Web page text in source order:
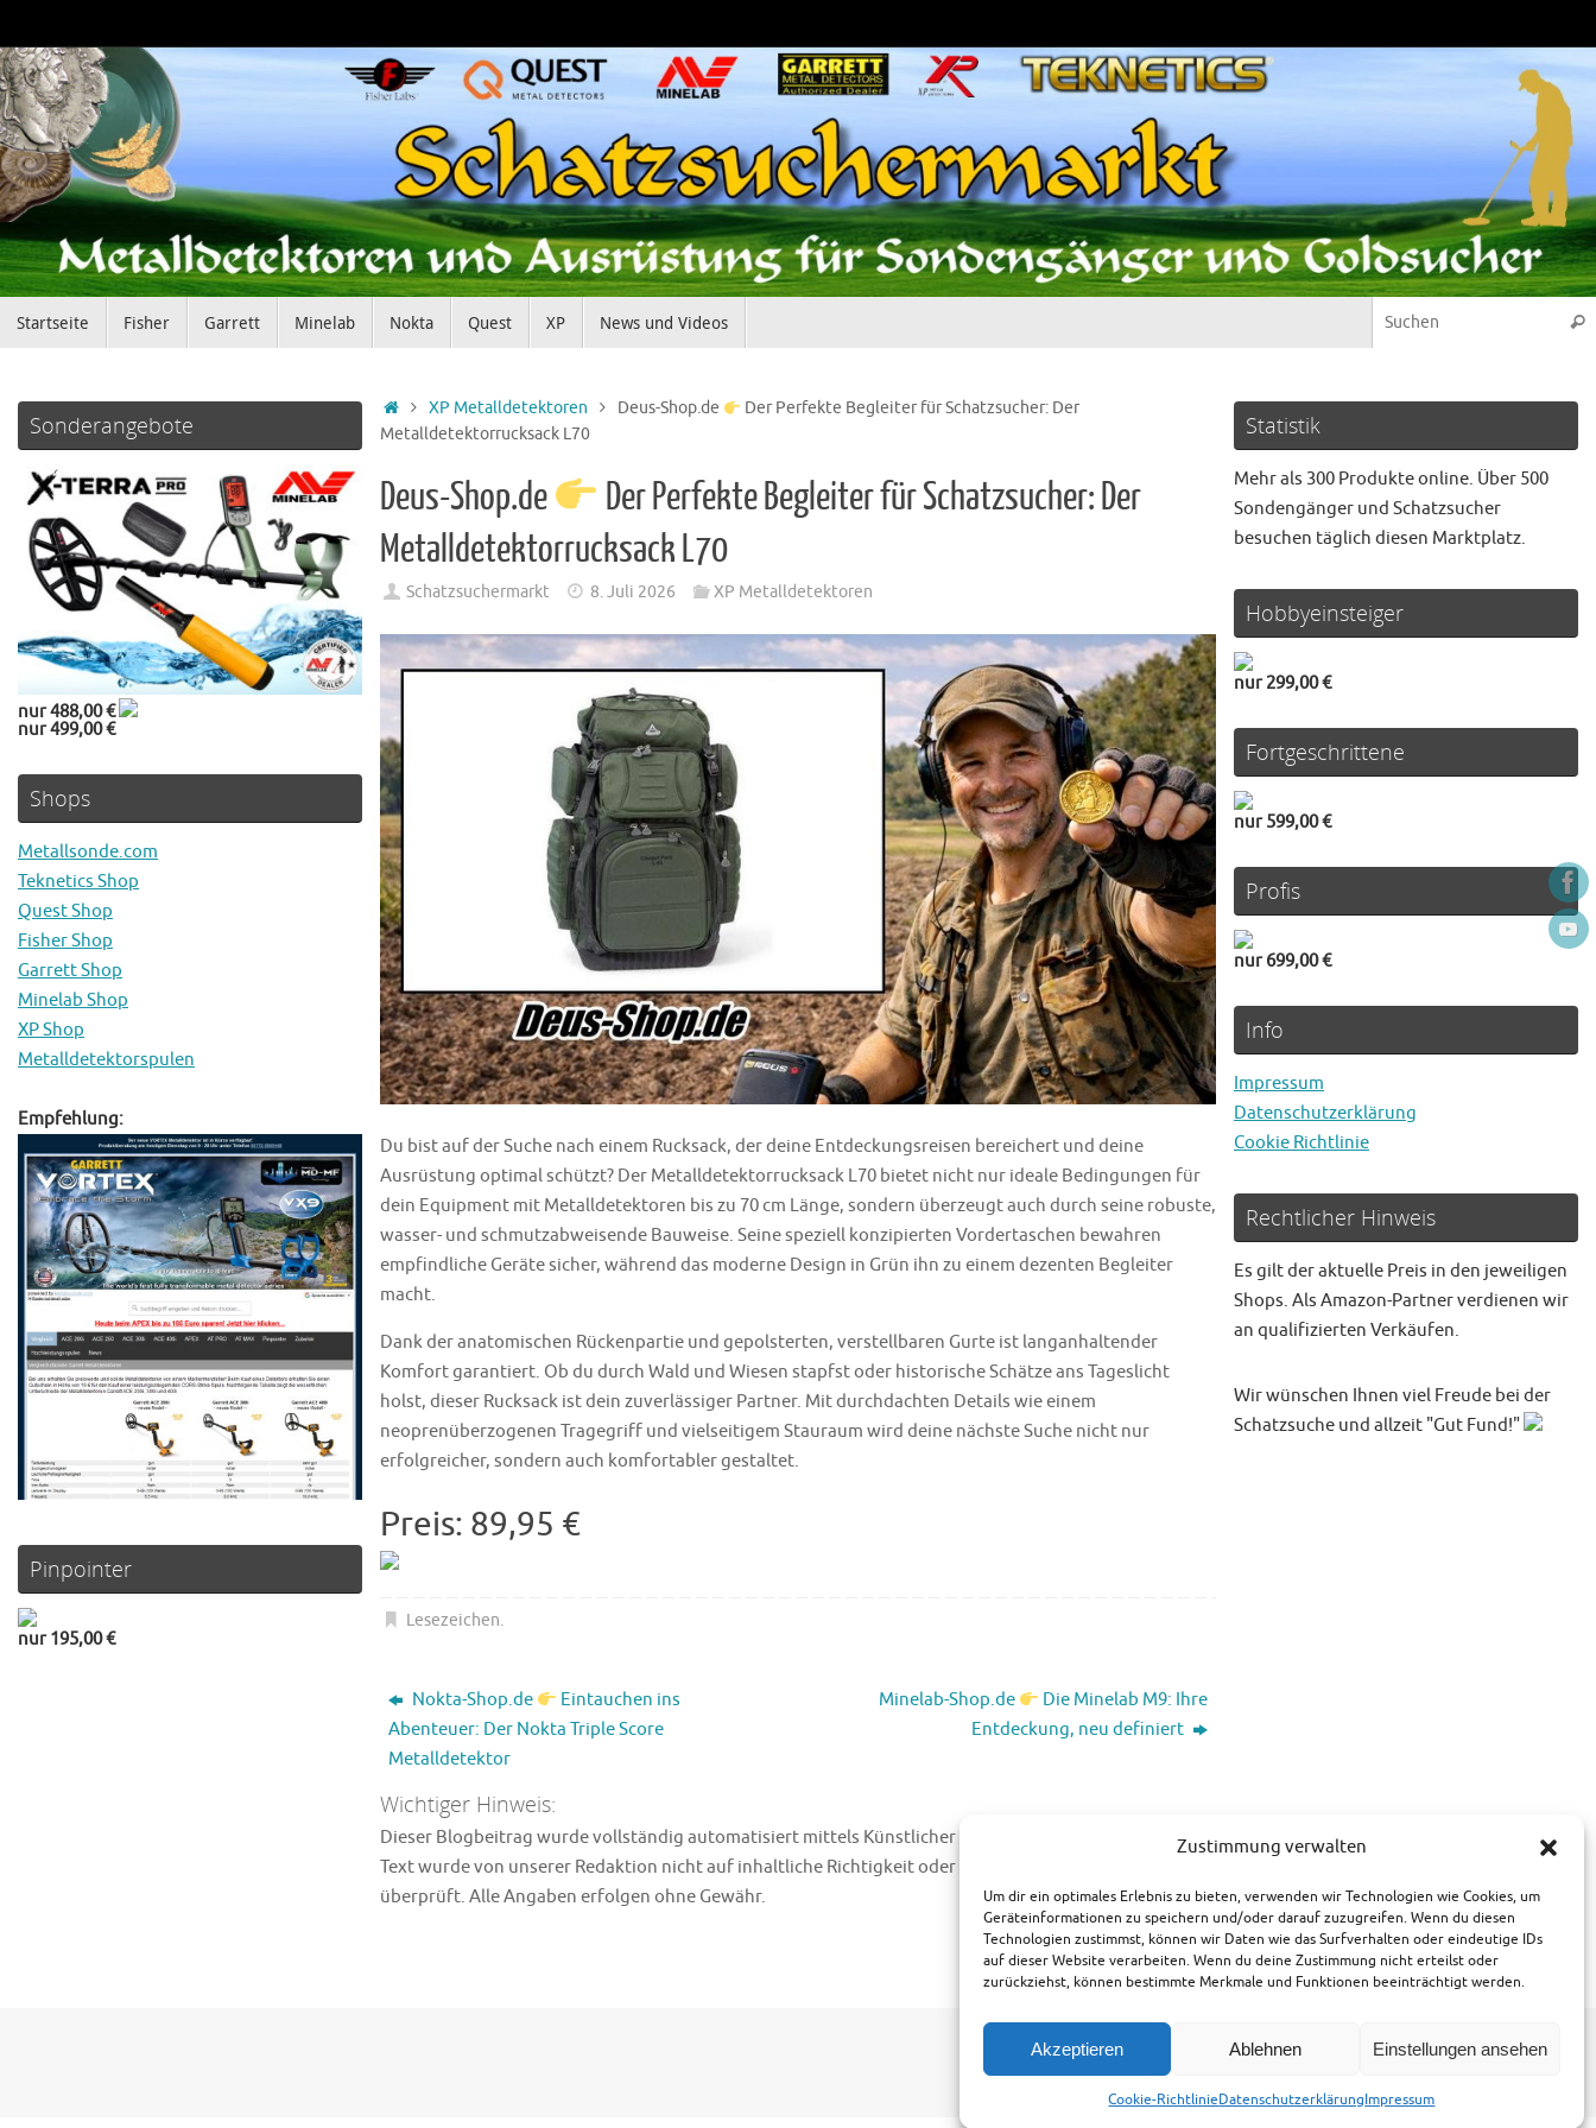
Zustimmung verwalten
Um dir ein optimales Erlebnis zu bieten, verwenden wir Technologien wie Cookies, um
Geräteinformationen zu speichern und/oder darauf zuzugreifen. Wenn du diesen
Technologien zustimmst, können wir Daten wie das Surfverhalten oder eindeutige IDs
auf dieser Website verarbeiten. Wenn du deine Zustimmung nicht erteilst oder
zurückziehst, können bestimmte Merkmale und Funktionen beeinträchtigt werden.
Akzeptieren Ablehnen Einstellungen ansehen
Cookie-RichtlinieDatenschutzerklärungImpressum
Inhalt
springen
Inhalt
Startseite Fisher Garrett Minelab Nokta Quest XP News und Videos
Startseite
XP Metalldetektoren Deus-Shop.de
Der Perfekte Begleiter für Schatzsucher: Der
Metalldetektorrucksack L70
Deus-Shop.de
Der Perfekte Begleiter für Schatzsucher: Der
Metalldetektorrucksack L70
Schatzsuchermarkt 8. Juli 2026 XP Metalldetektoren
Du bist auf der Suche nach einem Rucksack, der deine Entdeckungsreisen bereichert und deine
Ausrüstung optimal schützt? Der Metalldetektorrucksack L70 bietet nicht nur ideale Bedingungen für
dein Equipment mit Metalldetektoren bis zu 70 cm Länge, sondern überzeugt auch durch seine robuste,
wasser- und schmutzabweisende Bauweise. Seine speziell konzipierten Vordertaschen bewahren
empfindliche Geräte sicher, während das moderne Design in Grün ihn zu einem dezenten Begleiter
macht.
Dank der anatomischen Rückenpartie und gepolsterten, verstellbaren Gurte ist langanhaltender
Komfort garantiert. Ob du durch Wald und Wiesen stapfst oder historische Schätze ans Tageslicht
holst, dieser Rucksack ist dein zuverlässiger Partner. Mit durchdachten Details wie einem
neoprenüberzogenen Tragegriff und vielseitigem Stauraum wird deine nächste Suche nicht nur
erfolgreicher, sondern auch komfortabler gestaltet.
Preis: 89,95 €
Lesezeichen.
Nokta-Shop.de
Eintauchen ins
Abenteuer: Der Nokta Triple Score
Metalldetektor
Minelab-Shop.de
Die Minelab M9: Ihre
Entdeckung, neu definiert
Wichtiger Hinweis:
Dieser Blogbeitrag wurde vollständig automatisiert mittels Künstlicher Intelligenz (KI) generiert. Der
Text wurde von unserer Redaktion nicht auf inhaltliche Richtigkeit oder technische Produktdetails
überprüft. Alle Angaben erfolgen ohne Gewähr.
Sonderangebote
nur 488,00 €
nur 499,00 €
Shops
Metallsonde.com
Teknetics Shop
Quest Shop
Fisher Shop
Garrett Shop
Minelab Shop
XP Shop
Metalldetektorspulen
Empfehlung:
Pinpointer
nur 195,00 €
Statistik
Mehr als 300 Produkte online. Über 500
Sondengänger und Schatzsucher
besuchen täglich diesen Marktplatz.
Hobbyeinsteiger
nur 299,00 €
Fortgeschrittene
nur 599,00 €
Profis
nur 699,00 €
Info
Impressum
Datenschutzerklärung
Cookie Richtlinie
Rechtlicher Hinweis
Es gilt der aktuelle Preis in den jeweiligen
Shops. Als Amazon-Partner verdienen wir
an qualifizierten Verkäufen.
Wir wünschen Ihnen viel Freude bei der
Schatzsuche und allzeit "Gut Fund!"
Powered byTempera